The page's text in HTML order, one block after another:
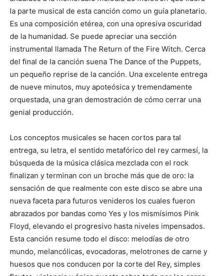
la parte musical de esta canción como un guía planetario.
Es una composición etérea, con una opresiva oscuridad
de la humanidad. Se puede apreciar una sección
instrumental llamada The Return of the Fire Witch. Cerca
del final de la canción suena The Dance of the Puppets,
un pequeño reprise de la canción. Una excelente entrega
de nueve minutos, muy apoteósica y tremendamente
orquestada, una gran demostración de cómo cerrar una
genial producción.
Los conceptos musicales se hacen cortos para tal
entrega, su letra, el sentido metafórico del rey carmesí, la
búsqueda de la música clásica mezclada con el rock
finalizan y terminan con un broche más que de oro: la
sensación de que realmente con este disco se abre una
nueva faceta para futuros venideros los cuales fueron
abrazados por bandas como Yes y los mismísimos Pink
Floyd, elevando el progresivo hasta niveles impensados.
Esta canción resume todo el disco: melodías de otro
mundo, melancólicas, evocadoras, melotrones de carne y
huesos que nos conducen por la corte del Rey, simples